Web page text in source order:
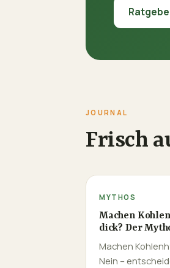
JOURNAL
Frisch
MYTHOS
Machen
dick? Der
Machen
Nein –